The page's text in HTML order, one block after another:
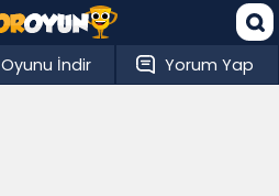
Oyunu İndir Yorum Yap